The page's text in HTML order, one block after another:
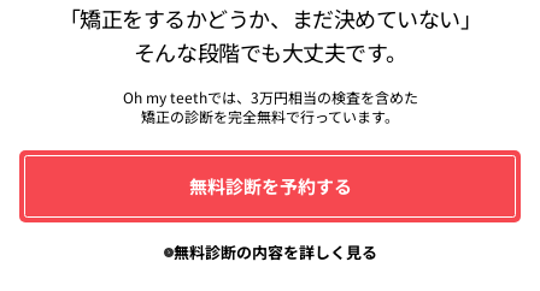
「矯正をするかどうか、まだ決めていない」
そんな段階でも大丈夫です。
Oh my teethでは、3万円相当の検査を含めた
矯正の診断を完全無料で行っています。
無料診断を予約する
無料診断の内容を詳しく見る